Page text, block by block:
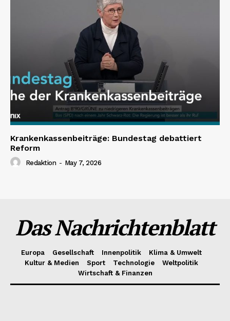
Krankenkassenbeiträge: Bundestag debattiert
Reform
Redaktion - May 7, 2026
Das Nachrichtenblatt
Europa Gesellschaft Innenpolitik
Klima & Umwelt
Kultur & Medien
Sport Technologie
Weltpolitik
Wirtschaft & Finanzen